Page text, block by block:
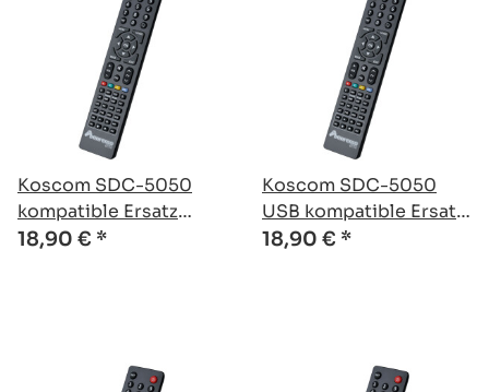
Koscom SDC-5050
kompatible Ersatz
Fernbedienung
18,90 € *
Koscom SDC-5050
USB kompatible Ersatz
Fernbedienung
18,90 € *